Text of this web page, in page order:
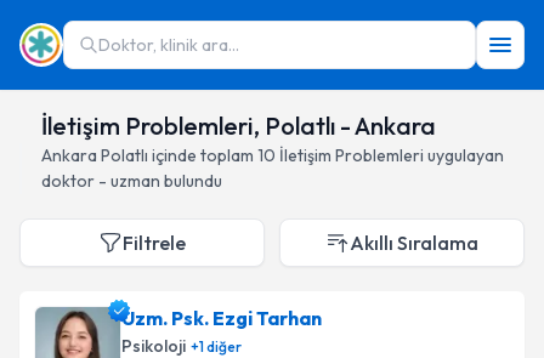
Doktor, klinik ara...
İletişim Problemleri, Polatlı - Ankara
Ankara Polatlı içinde toplam 10 İletişim Problemleri uygulayan
doktor - uzman bulundu
Filtrele Akıllı Sıralama
Uzm. Psk. Ezgi Tarhan
Psikoloji +1diğer